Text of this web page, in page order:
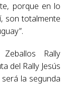
porque en lo
son totalmente
Rally
del Rally Jesús
la segunda